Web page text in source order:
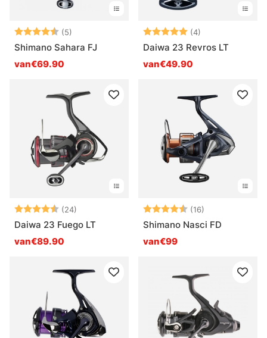
Beoordeling:
(5)
Shimano Sahara FJ
van€69.90
Beoordeling:
(4)
Daiwa 23 Revros LT
van€49.90
Beoordeling:
(24)
4.6 uit 5 sterren
Daiwa 23 Fuego LT
van€89.90
Beoordeling:
(16)
Shimano Nasci FD
van€99